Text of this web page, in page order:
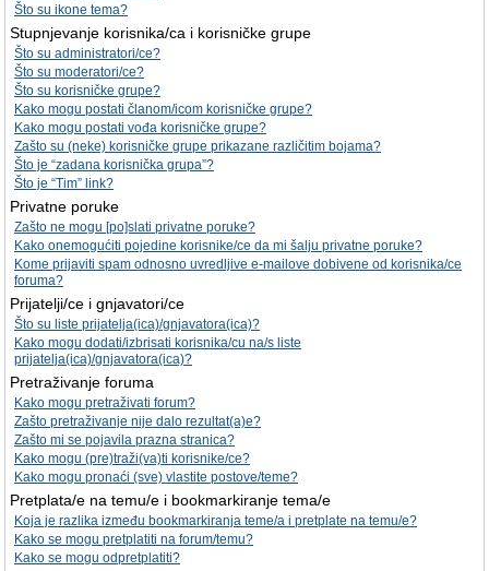
Što su ikone tema?
Stupnjevanje korisnika/ca i korisničke grupe
Što su administratori/ce?
Što su moderatori/ce?
Što su korisničke grupe?
Kako mogu postati članom/icom korisničke grupe?
Kako mogu postati vođa korisničke grupe?
Zašto su (neke) korisničke grupe prikazane različitim bojama?
Što je “zadana korisnička grupa”?
Što je “Tim” link?
Privatne poruke
Zašto ne mogu [po]slati privatne poruke?
Kako onemogućiti pojedine korisnike/ce da mi šalju privatne poruke?
Kome prijaviti spam odnosno uvredljive e-mailove dobivene od korisnika/ce
foruma?
Prijatelji/ce i gnjavatori/ce
Što su liste prijatelja(ica)/gnjavatora(ica)?
Kako mogu dodati/izbrisati korisnika/cu na/s liste
prijatelja(ica)/gnjavatora(ica)?
Pretraživanje foruma
Kako mogu pretraživati forum?
Zašto pretraživanje nije dalo rezultat(a)e?
Zašto mi se pojavila prazna stranica?
Kako mogu (pre)traži(va)ti korisnike/ce?
Kako mogu pronaći (sve) vlastite postove/teme?
Pretplata/e na temu/e i bookmarkiranje tema/e
Koja je razlika između bookmarkiranja teme/a i pretplate na temu/e?
Kako se mogu pretplatiti na forum/temu?
Kako se mogu odpretplatiti?